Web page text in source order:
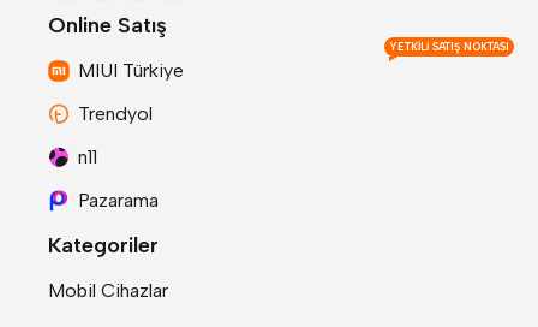
Online Satış
MIUI Türkiye
YETKILI SATIŞ NOKTASI
Trendyol
n11
Pazarama
Kategoriler
Mobil Cihazlar